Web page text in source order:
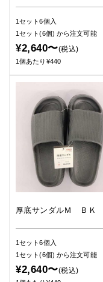
1セット6個入
1セット(6個) から注文可能
¥2,640〜(税込)
1個あたり¥440
厚底サンダルＭ ＢＫ
1セット6個入
1セット(6個) から注文可能
¥2,640〜(税込)